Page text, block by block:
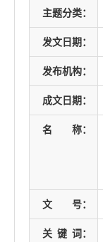
主题分类：
发文日期：
发布机构：
成文日期：
名 称：
文 号：
关 键 词：